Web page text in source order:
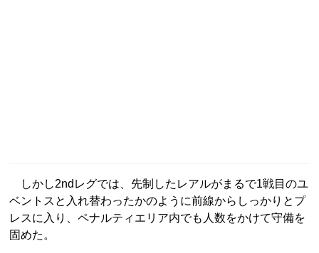
しかし2ndレグでは、先制したレアルがまるで1戦目のユ
ベントスと入れ替わったかのように前線からしっかりとプ
レスに入り、ペナルティエリア内でも人数をかけて守備を
固めた。